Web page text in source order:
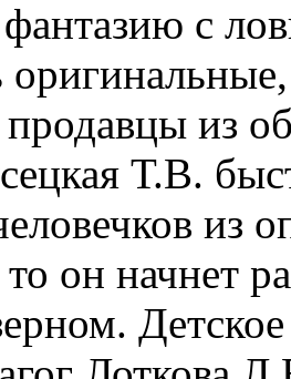
с
из
Т.В.
из
он начнет